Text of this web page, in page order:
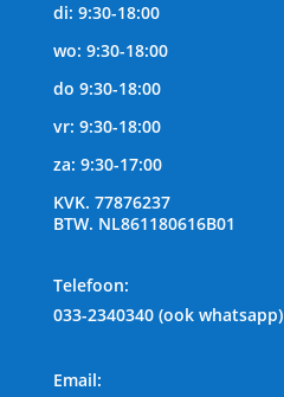
di: 9:30-18:00
wo: 9:30-18:00
do 9:30-18:00
vr: 9:30-18:00
za: 9:30-17:00
KVK. 77876237
BTW. NL861180616B01
Telefoon:
033-2340340 (ook whatsapp)
Email: